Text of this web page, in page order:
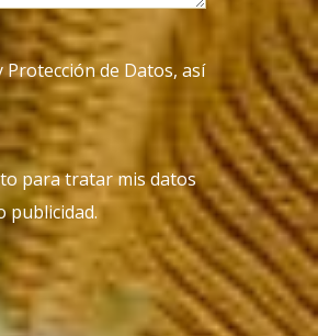
Protección de Datos, así
para tratar mis datos
publicidad.